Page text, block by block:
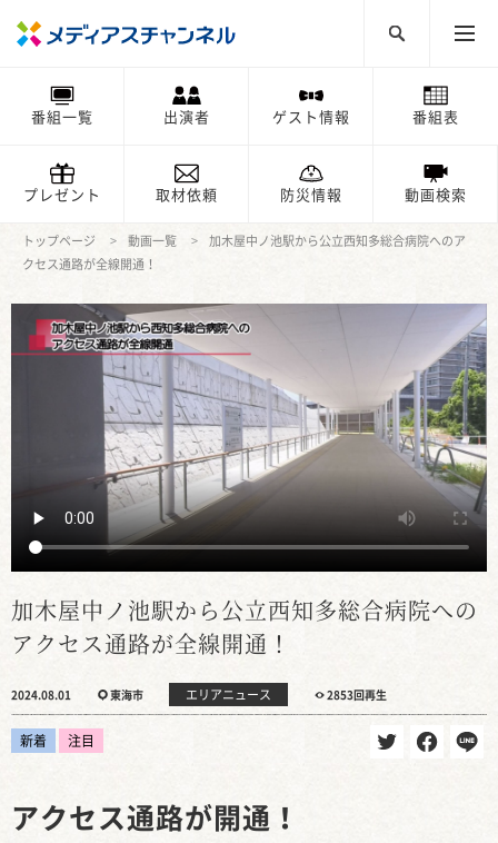
番組一覧 出演者 ゲスト情報 番組表
プレゼント 取材依頼 防災情報 動画検索
トップページ 動画一覧
加木屋中ノ池駅から公立西知多総合病院へのア
クセス通路が全線開通！
加木屋中ノ池駅から公立西知多総合病院への
アクセス通路が全線開通！
2024.08.01 東海市 エリアニュース 2853回再生
新着 注目
アクセス通路が開通！